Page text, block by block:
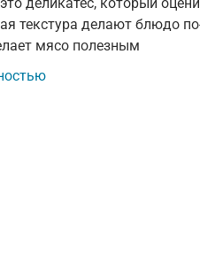
текстура делают блюдо
мясо полезным